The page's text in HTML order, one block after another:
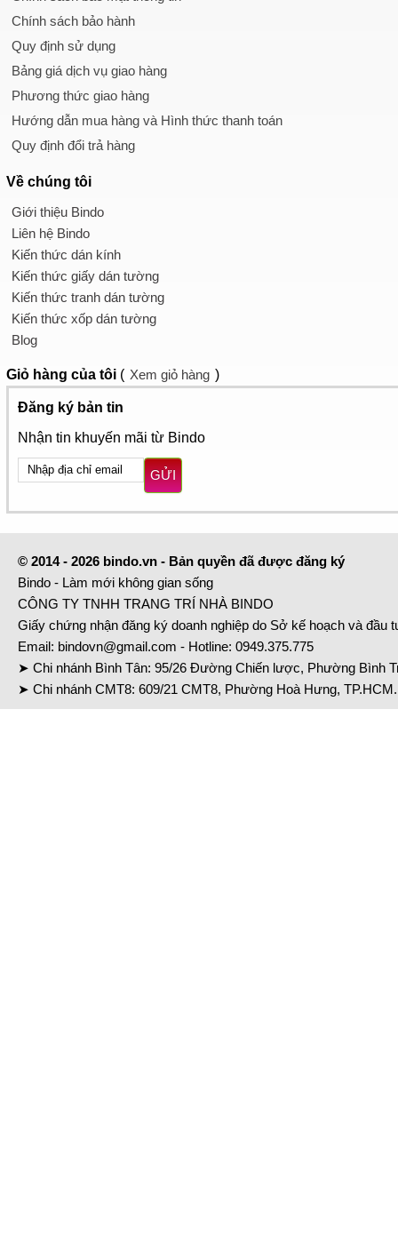
Chính sách bảo hành
Quy định sử dụng
Bảng giá dịch vụ giao hàng
Phương thức giao hàng
Hướng dẫn mua hàng và Hình thức thanh toán
Quy định đổi trả hàng
Về chúng tôi
Giới thiệu Bindo
Liên hệ Bindo
Kiến thức dán kính
Kiến thức giấy dán tường
Kiến thức tranh dán tường
Kiến thức xốp dán tường
Blog
Giỏ hàng của tôi ( Xem giỏ hàng )
Đăng ký bản tin
Nhận tin khuyến mãi từ Bindo
GỬI
© 2014 - 2026 bindo.vn - Bản quyền đã được đăng ký
Bindo - Làm mới không gian sống
CÔNG TY TNHH TRANG TRÍ NHÀ BINDO
Giấy chứng nhận đăng ký doanh nghiệp do Sở kế hoạch và đầu
Email: bindovn@gmail.com - Hotline: 0949.375.775
➤ Chi nhánh Bình Tân: 95/26 Đường Chiến lược, Phường Bình
➤ Chi nhánh CMT8: 609/21 CMT8, Phường Hoà Hưng,